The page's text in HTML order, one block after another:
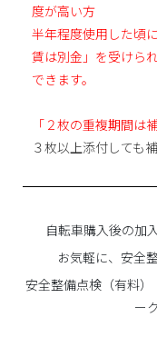
度が高い方
半年程度使用した頃
賃は別金」を受けら
できます。
「２枚の重複期間は
３枚以上添付しても
自転車購入後の加
お気軽に、安全
安全整備点検（有料
ー